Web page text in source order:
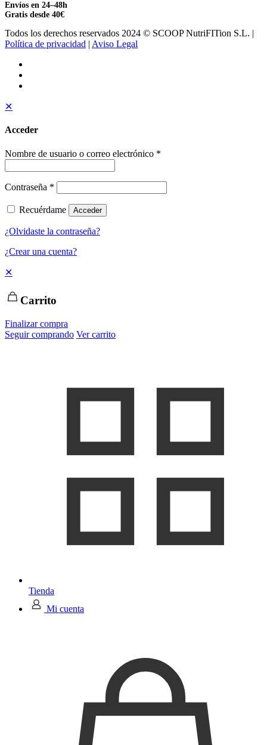
Envíos en 24–48h
Gratis desde 40€
Todos los derechos reservados 2024 © SCOOP NutriFITion S.L. |
Política de privacidad | Aviso Legal
✕
Acceder
Nombre de usuario o correo electrónico *
Contraseña *
Recuérdame Acceder
¿Olvidaste la contraseña?
¿Crear una cuenta?
✕
Carrito
Finalizar compra
Seguir comprando Ver carrito
Tienda
Mi cuenta